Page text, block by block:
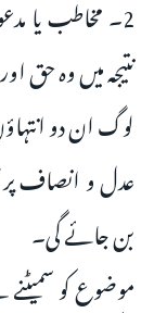
2۔ مخاطب یا
نتیجہ میں وہ حق
لوگ ان دو
عدل و انصاف پر
بن جائے گی۔
موضوع کو